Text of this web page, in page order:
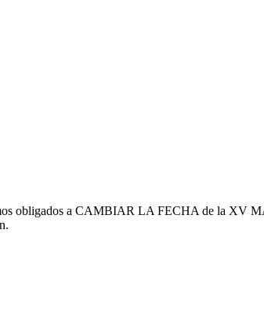
obligados a CAMBIAR LA FECHA de la XV